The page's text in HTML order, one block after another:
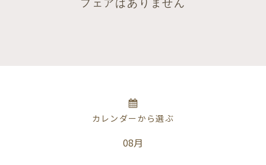
フェアはありません
カレンダーから選ぶ
08月